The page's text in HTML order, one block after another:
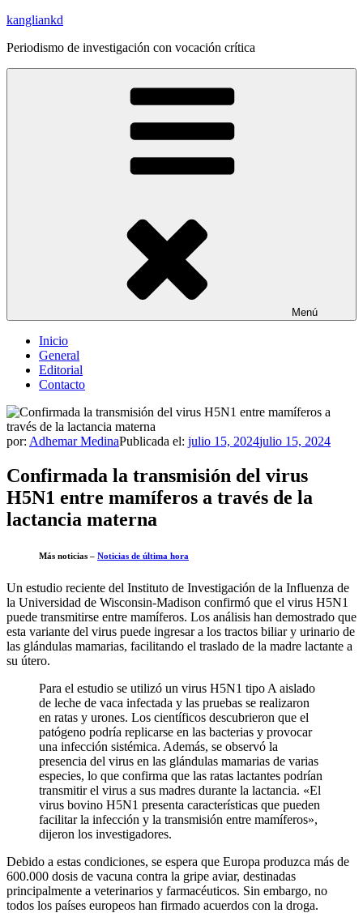
Saltar
contenido
kangliankd
Periodismo de investigación con vocación crítica
Menú
Inicio
General
Editorial
Contacto
por: Adhemar MedinaPublicada el: julio 15, 2024julio 15, 2024
Confirmada la transmisión del virus
H5N1 entre mamíferos a través de la
lactancia materna
Más noticias – Noticias de última hora
Un estudio reciente del Instituto de Investigación de la Influenza de
la Universidad de Wisconsin-Madison confirmó que el virus H5N1
puede transmitirse entre mamíferos. Los análisis han demostrado que
esta variante del virus puede ingresar a los tractos biliar y urinario de
las glándulas mamarias, facilitando el traslado de la madre lactante a
su útero.
Para el estudio se utilizó un virus H5N1 tipo A aislado
de leche de vaca infectada y las pruebas se realizaron
en ratas y urones. Los científicos descubrieron que el
patógeno podría replicarse en las bacterias y provocar
una infección sistémica. Además, se observó la
presencia del virus en las glándulas mamarias de varias
especies, lo que confirma que las ratas lactantes podrían
transmitir el virus a sus madres durante la lactancia. «El
virus bovino H5N1 presenta características que pueden
facilitar la infección y la transmisión entre mamíferos»,
dijeron los investigadores.
Debido a estas condiciones, se espera que Europa produzca más de
600.000 dosis de vacuna contra la gripe aviar, destinadas
principalmente a veterinarios y farmacéuticos. Sin embargo, no
todos los países europeos han firmado acuerdos con la droga.